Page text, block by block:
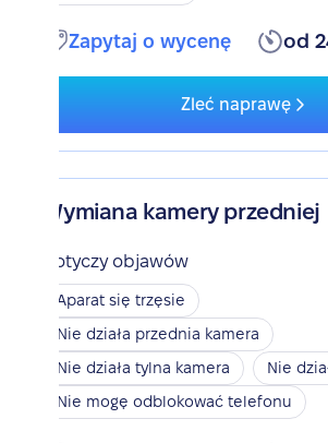
Zapytaj o wycenę od
Zleć naprawę
Wymiana kamery przedniej
Dotyczy objawów
Aparat się trzęsie
Nie działa przednia kamera
Nie działa tylna kamera
Nie
Nie mogę odblokować telefonu